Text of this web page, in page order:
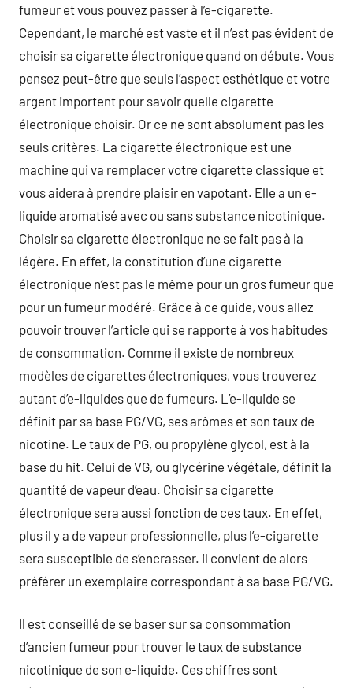
fumeur et vous pouvez passer à l’e-cigarette.
Cependant, le marché est vaste et il n’est pas évident de
choisir sa cigarette électronique quand on débute. Vous
pensez peut-être que seuls l’aspect esthétique et votre
argent importent pour savoir quelle cigarette
électronique choisir. Or ce ne sont absolument pas les
seuls critères. La cigarette électronique est une
machine qui va remplacer votre cigarette classique et
vous aidera à prendre plaisir en vapotant. Elle a un e-
liquide aromatisé avec ou sans substance nicotinique.
Choisir sa cigarette électronique ne se fait pas à la
légère. En effet, la constitution d’une cigarette
électronique n’est pas le même pour un gros fumeur que
pour un fumeur modéré. Grâce à ce guide, vous allez
pouvoir trouver l’article qui se rapporte à vos habitudes
de consommation. Comme il existe de nombreux
modèles de cigarettes électroniques, vous trouverez
autant d’e-liquides que de fumeurs. L’e-liquide se
définit par sa base PG/VG, ses arômes et son taux de
nicotine. Le taux de PG, ou propylène glycol, est à la
base du hit. Celui de VG, ou glycérine végétale, définit la
quantité de vapeur d’eau. Choisir sa cigarette
électronique sera aussi fonction de ces taux. En effet,
plus il y a de vapeur professionnelle, plus l’e-cigarette
sera susceptible de s’encrasser. il convient de alors
préférer un exemplaire correspondant à sa base PG/VG.
Il est conseillé de se baser sur sa consommation
d’ancien fumeur pour trouver le taux de substance
nicotinique de son e-liquide. Ces chiffres sont